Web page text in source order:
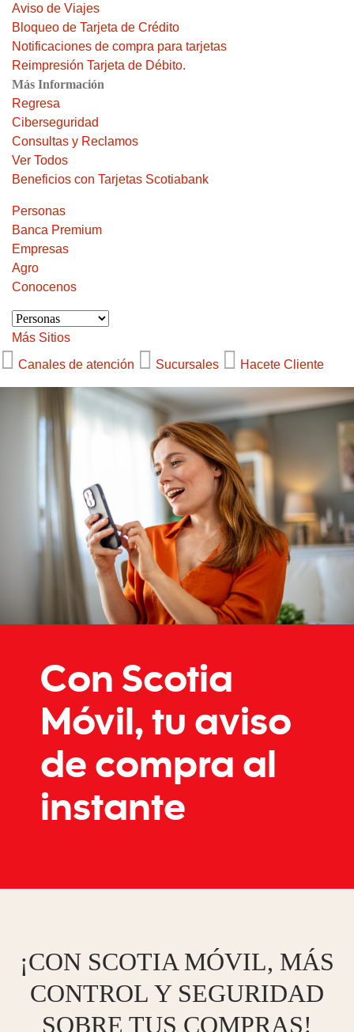
Aviso de Viajes
Bloqueo de Tarjeta de Crédito
Notificaciones de compra para tarjetas
Reimpresión Tarjeta de Débito.
Más Información
Regresa
Ciberseguridad
Consultas y Reclamos
Ver Todos
Beneficios con Tarjetas Scotiabank
Personas
Banca Premium
Empresas
Agro
Conocenos
Más Sitios
Canales de atención
Sucursales Hacete Cliente
Con Scotia
Móvil, tu aviso
de compra al
instante
¡CON SCOTIA MÓVIL, MÁS
CONTROL Y SEGURIDAD
SOBRE TUS COMPRAS!